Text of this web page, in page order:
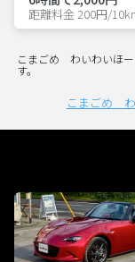
距離料金 200円/
こまごめ わいわいほー
す。
こまごめ わ